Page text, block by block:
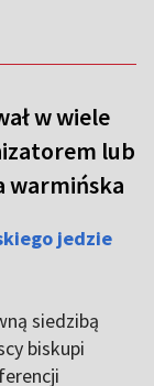
w wiele
lub
warmińska
jedzie
siedzibą
biskupi